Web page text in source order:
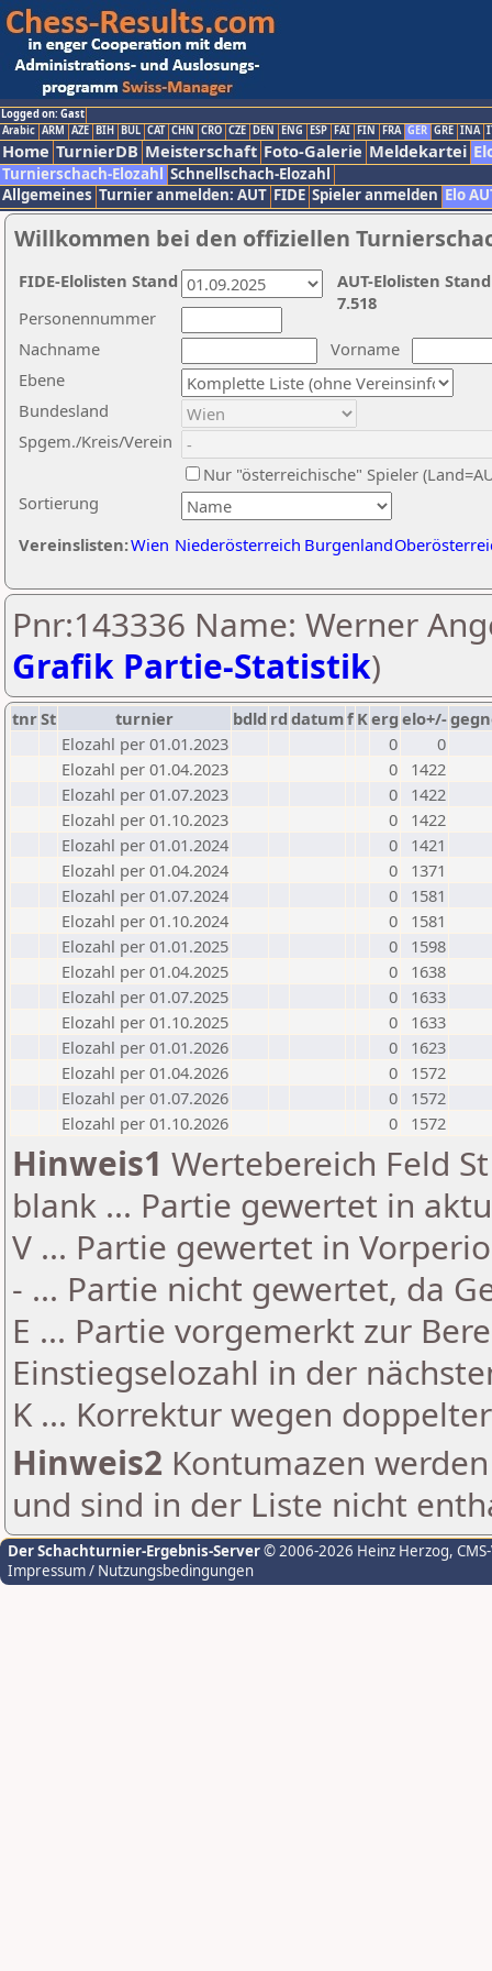
Logged on: Gast
Arabic ARM AZE BIH BUL CAT CHN CRO CZE DEN ENG ESP FAI FIN FRA GER GRE INA
Home TurnierDB Meisterschaft Foto-Galerie Meldekartei
Turnierschach-Elozahl Schnellschach-Elozahl
Allgemeines Turnier anmelden: AUT FIDE Spieler anmelden Elo
Willkommen bei den offiziellen
Nachname
Vorname
Ebene
Sortierung
Personennummer
Bundesland
Spgem./Kreis/Verein
Nur "österreichische" Spieler
Vereinslisten:Wien Niederösterreich Burgenland
AUT-Elolisten
7.518
FIDE-Elolisten Stand
Pnr:143336 Name: Werner
Grafik Partie-Statistik)
tnrSt turnier bdld rd datumf Kerg elo+/-
Elozahl per 01.01.2023
0
0
Elozahl per 01.04.2023
0
1422
Elozahl per 01.07.2023
0
1422
Elozahl per 01.10.2023
0
1422
Elozahl per 01.01.2024
0
1421
Elozahl per 01.04.2024
0
1371
Elozahl per 01.07.2024
0
1581
Elozahl per 01.10.2024
0
1581
Elozahl per 01.01.2025
0
1598
Elozahl per 01.04.2025
0
1638
Elozahl per 01.07.2025
0
1633
Elozahl per 01.10.2025
0
1633
Elozahl per 01.01.2026
0
1623
Elozahl per 01.04.2026
0
1572
Elozahl per 01.07.2026
0
1572
Elozahl per 01.10.2026
0 1572
Hinweis1 Wertebereich Feld
blank ... Partie gewertet in
V ... Partie gewertet in
- ... Partie nicht gewertet, da
E ... Partie vorgemerkt zur
Einstiegselozahl in der
K ... Korrektur wegen
Hinweis2 Kontumazen
und sind in der Liste nicht
Der Schachturnier-Ergebnis-Server© 2006-2026 Heinz Herzog,
Impressum / Nutzungsbedingungen